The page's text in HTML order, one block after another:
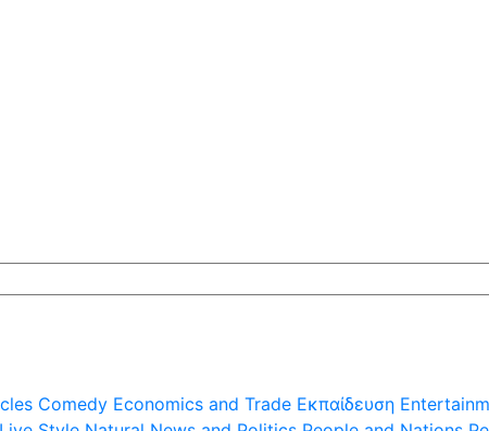
Comedy Economics and Trade Εκπαίδευση